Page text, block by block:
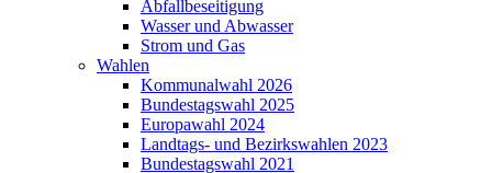
Abfallbeseitigung
Wasser und Abwasser
Strom und Gas
Wahlen
Kommunalwahl 2026
Bundestagswahl 2025
Europawahl 2024
Landtags- und Bezirkswahlen 2023
Bundestagswahl 2021